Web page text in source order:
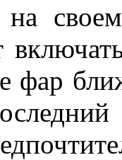
фар